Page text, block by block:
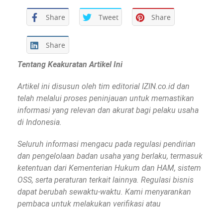
Share Tweet Share
Share
Tentang Keakuratan Artikel Ini
Artikel ini disusun oleh tim editorial IZIN.co.id dan
telah melalui proses peninjauan untuk memastikan
informasi yang relevan dan akurat bagi pelaku usaha
di Indonesia.
Seluruh informasi mengacu pada regulasi pendirian
dan pengelolaan badan usaha yang berlaku, termasuk
ketentuan dari Kementerian Hukum dan HAM, sistem
OSS, serta peraturan terkait lainnya. Regulasi bisnis
dapat berubah sewaktu-waktu. Kami menyarankan
pembaca untuk melakukan verifikasi atau